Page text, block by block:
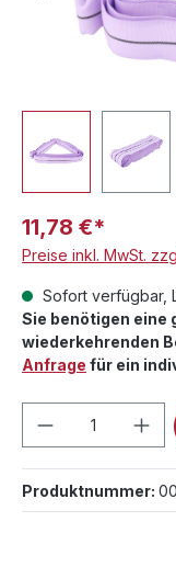
11,78 €*
Preise inkl. MwSt.
Sofort verfügbar,
Sie benötigen eine
wiederkehrenden
Anfrage für ein
Produkt
Produktnummer: